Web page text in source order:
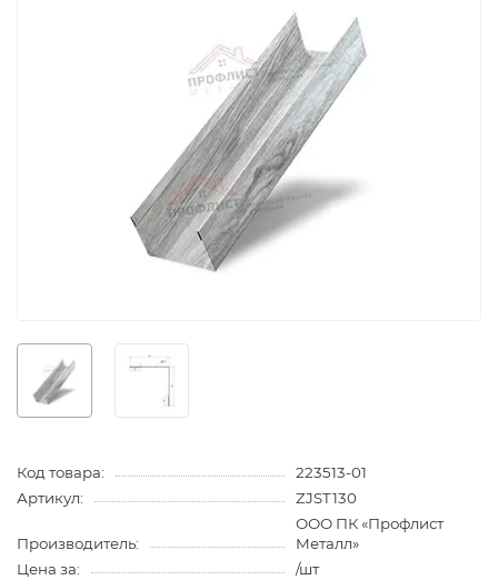
Код товара:
223513-01
Артикул:
ZJST130
Производитель:
ООО ПК «Профлист
Металл»
Цена за:
/шт